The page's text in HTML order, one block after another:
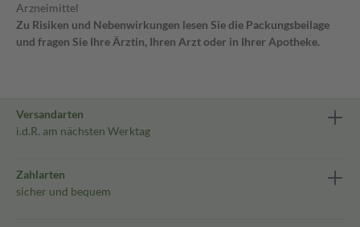
Arzneimittel
Zu Risiken und Nebenwirkungen lesen Sie die Packungsbeilage
und fragen Sie Ihre Ärztin, Ihren Arzt oder in Ihrer Apotheke.
Versandarten
i.d.R. am nächsten Werktag
Zahlarten
sicher und bequem